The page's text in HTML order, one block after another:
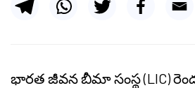
భారత జీవన బీమా సంస్థ (LIC)